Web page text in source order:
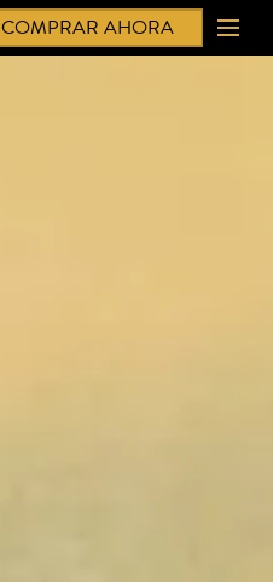
COMPRAR AHORA